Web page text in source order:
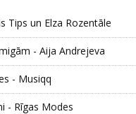
Tips un Elza Rozentāle
- Aija Andrejeva
- Musiqq
- Rīgas Modes